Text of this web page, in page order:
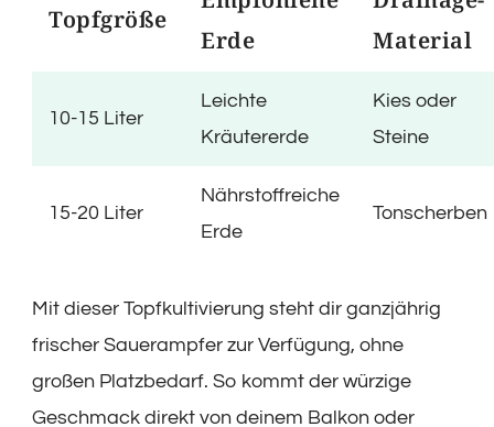
Topfgröße
Erde
Material
10-15 Liter
Leichte
Kräutererde
Kies oder
Steine
15-20 Liter
Nährstoffreiche
Erde
Tonscherben
Mit dieser Topfkultivierung steht dir ganzjährig
frischer Sauerampfer zur Verfügung, ohne
großen Platzbedarf. So kommt der würzige
Geschmack direkt von deinem Balkon oder